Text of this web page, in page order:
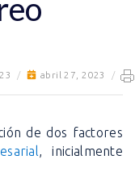
/ abril 27, 2023 /
de dos factores
, inicialmente